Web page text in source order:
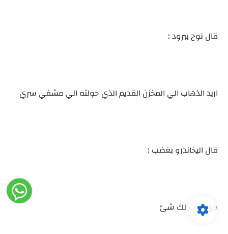
قال نوح ببرود :
اريد الذهاب الي المخزن القديم الذي حولته الي مشفي سري
قال اليخاندرو بغضب :
هل حدث لك شئ